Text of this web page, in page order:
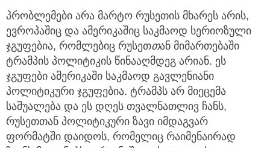
პრობლემები არა მარტო რუსეთის მხარეს არის,
ევროპაშიც და ამერიკაშიც საკმაოდ სერიოზული
ჯგუფებია, რომლებიც რუსეთთან მიმართებაში
ტრამპის პოლიტიკის წინააღმდეგ არიან. ეს
ჯგუფები ამერიკაში საკმაოდ გავლენიანი
პოლიტიკური ჯგუფებია. ტრამპს არ მიეცემა
საშუალება და ეს დღეს თვალნათლივ ჩანს,
რუსეთთან პოლიტიკური ზავი იმდაგვარ
ფორმატში დაიდოს, რომელიც რაიმენაირად